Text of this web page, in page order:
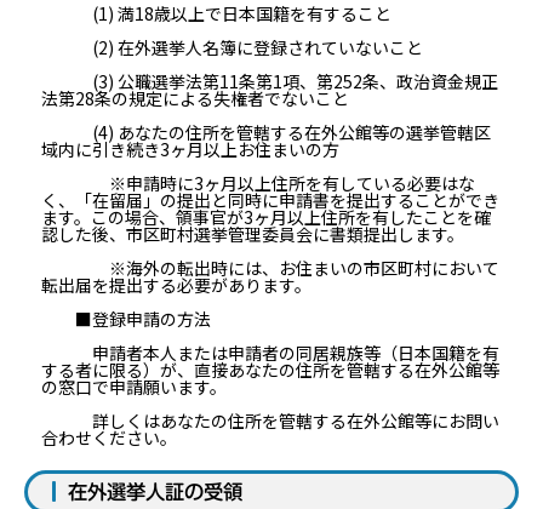
(1) 満18歳以上で日本国籍を有すること
(2) 在外選挙人名簿に登録されていないこと
(3) 公職選挙法第11条第1項、第252条、政治資金規正
法第28条の規定による失権者でないこと
(4) あなたの住所を管轄する在外公館等の選挙管轄区
域内に引き続き3ヶ月以上お住まいの方
※申請時に3ヶ月以上住所を有している必要はな
く、「在留届」の提出と同時に申請書を提出することができ
ます。この場合、領事官が3ヶ月以上住所を有したことを確
認した後、市区町村選挙管理委員会に書類提出します。
※海外の転出時には、お住まいの市区町村において
転出届を提出する必要があります。
■登録申請の方法
申請者本人または申請者の同居親族等（日本国籍を有
する者に限る）が、直接あなたの住所を管轄する在外公館等
の窓口で申請願います。
詳しくはあなたの住所を管轄する在外公館等にお問い
合わせください。
在外選挙人証の受領